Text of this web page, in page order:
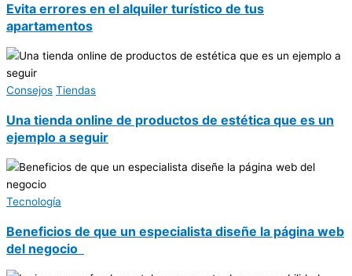
Evita errores en el alquiler turístico de tus
apartamentos
Consejos Tiendas
Una tienda online de productos de estética que es un
ejemplo a seguir
Tecnología
Beneficios de que un especialista diseñe la página web
del negocio